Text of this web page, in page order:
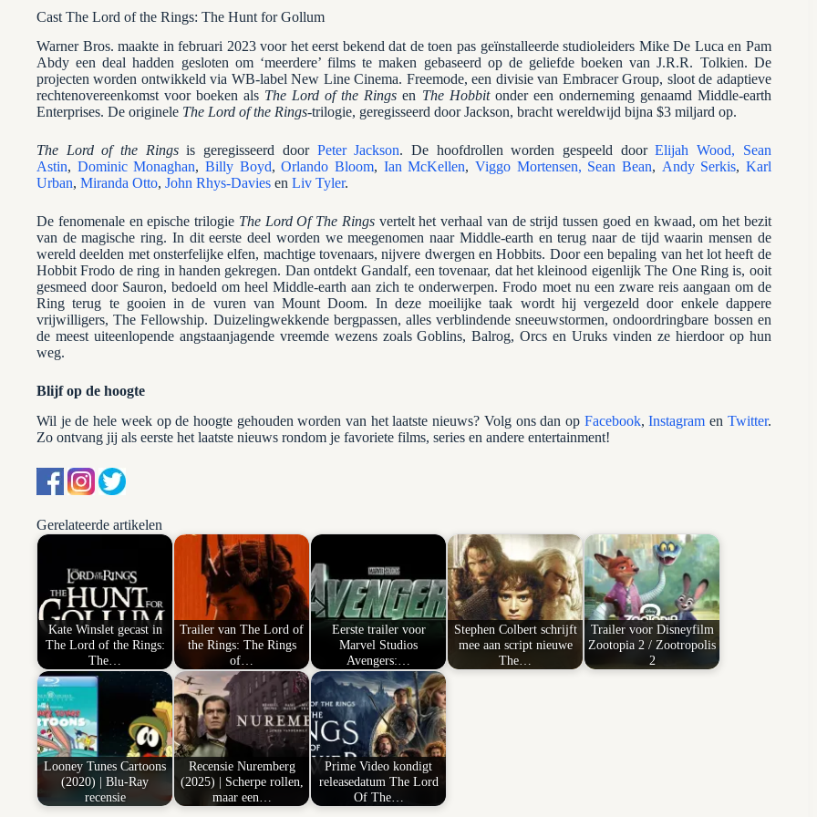
Cast The Lord of the Rings: The Hunt for Gollum
Warner Bros. maakte in februari 2023 voor het eerst bekend dat de toen pas geïnstalleerde studioleiders Mike De Luca en Pam
Abdy een deal hadden gesloten om ‘meerdere’ films te maken gebaseerd op de geliefde boeken van J.R.R. Tolkien. De
projecten worden ontwikkeld via WB-label New Line Cinema. Freemode, een divisie van Embracer Group, sloot de adaptieve
rechtenovereenkomst voor boeken als The Lord of the Rings en The Hobbitonder een onderneming genaamd Middle-earth
Enterprises. De originele The Lord of the Rings-trilogie, geregisseerd door Jackson, bracht wereldwijd bijna $3 miljard op.
The Lord of the Ringsis geregisseerd door Peter Jackson. De hoofdrollen worden gespeeld doorElijah Wood,
Sean
Astin, Dominic Monaghan, Billy Boyd,Orlando Bloom, Ian McKellen, Viggo Mortensen, Sean Bean, Andy Serkis, Karl
Urban, Miranda Otto, John Rhys-Davies en Liv Tyler.
De fenomenale en epische trilogie The Lord Of The Ringsvertelt het verhaal van de strijd tussen goed en kwaad, om het bezit
van de magische ring. In dit eerste deel worden we meegenomen naar Middle-earth en terug naar de tijd waarin mensen de
wereld deelden met onsterfelijke elfen, machtige tovenaars, nijvere dwergen en Hobbits. Door een bepaling van het lot heeft de
Hobbit Frodo de ring in handen gekregen. Dan ontdekt Gandalf, een tovenaar, dat het kleinood eigenlijk The One Ring is, ooit
gesmeed door Sauron, bedoeld om heel Middle-earth aan zich te onderwerpen. Frodo moet nu een zware reis aangaan om de
Ring terug te gooien in de vuren van Mount Doom. In deze moeilijke taak wordt hij vergezeld door enkele dappere
vrijwilligers, The Fellowship. Duizelingwekkende bergpassen, alles verblindende sneeuwstormen, ondoordringbare bossen en
de meest uiteenlopende angstaanjagende vreemde wezens zoals Goblins, Balrog, Orcs en Uruks vinden ze hierdoor op hun
weg.
Blijf op de hoogte
Wil je de hele week op de hoogte gehouden worden van het laatste nieuws? Volg ons dan op Facebook,Instagramen Twitter.
Zo ontvang jij als eerste het laatste nieuws rondom je favoriete films, series en andere entertainment!
Gerelateerde artikelen
Kate Winslet gecast in
The Lord of the Rings:
The…
Trailer van The Lord of
the Rings: The Rings
of…
Eerste trailer voor
Marvel Studios
Avengers:…
Stephen Colbert schrijft
mee aan script nieuwe
The…
Trailer voor Disneyfilm
Zootopia 2 / Zootropolis
2
Looney Tunes Cartoons
(2020) | Blu-Ray
recensie
Recensie Nuremberg
(2025) | Scherpe rollen,
maar een…
Prime Video kondigt
releasedatum The Lord
Of The…